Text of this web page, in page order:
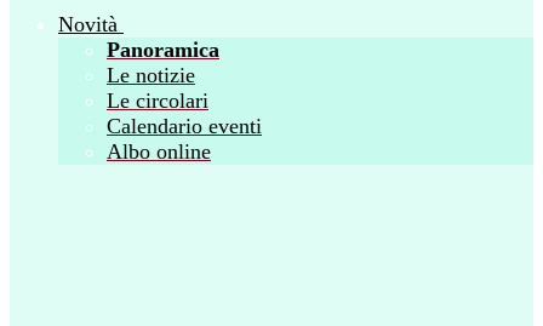
Novità
Panoramica
Le notizie
Le circolari
Calendario eventi
Albo online